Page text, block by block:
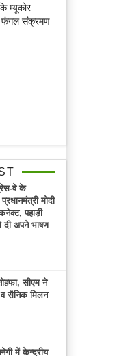
म्यूकोर
फंगल संक्रमण
वे के
मोदी
पहाड़ी
दी अपने भाषण
सीएम ने
व सैनिक मिलन
में केन्द्रीय